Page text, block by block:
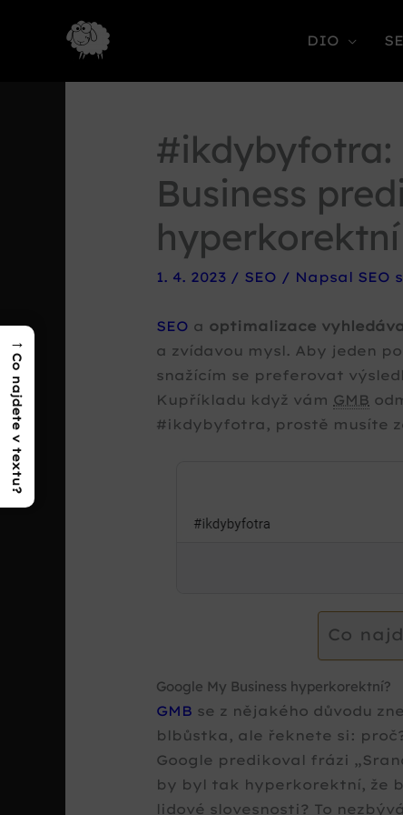
DIO
#ikdybyfotra:
Business
1. 4. 2023 / SEO / Napsal SEO
SEO a optimalizace
a zvídavou mysl. Aby jeden
snažícím se preferovat
Kupříkladu když vám GMB
#ikdybyfotra, prostě musíte
Co
Google My Business hyperkorektní?
GMB se z nějakého důvodu
blbůstka, ale řeknete si:
Google predikoval frázi
by byl tak hyperkorektní, že
lidové slovesnosti? To
→
Co najdete v textu?